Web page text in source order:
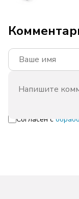
Согласен с